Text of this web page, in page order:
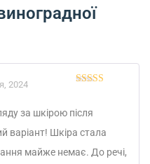
2024
за шкірою після
варіант! Шкіра стала
майже немає. До речі,